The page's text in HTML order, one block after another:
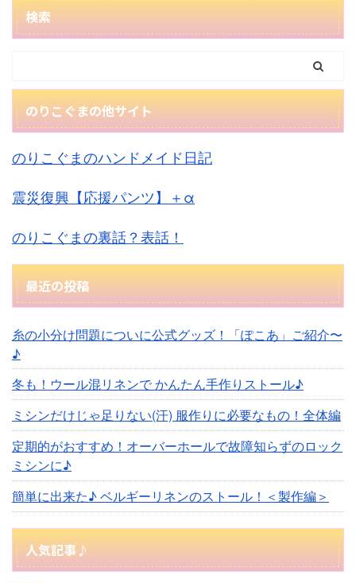
検索
のりこぐまの他サイト
のりこぐまのハンドメイド日記
震災復興【応援パンツ】＋α
のりこぐまの裏話？表話！
最近の投稿
糸の小分け問題についに公式グッズ！「ぽこあ」ご紹介〜
♪
冬も！ウール混リネンで かんたん手作りストール♪
ミシンだけじゃ足りない(汗) 服作りに必要なもの！全体編
定期的がおすすめ！オーバーホールで故障知らずのロック
ミシンに♪
簡単に出来た♪ ベルギーリネンのストール！＜製作編＞
人気記事♪